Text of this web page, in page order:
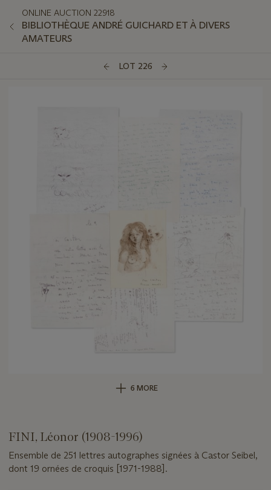
ONLINE AUCTION 22918
BIBLIOTHÈQUE ANDRÉ GUICHARD ET À DIVERS
AMATEURS
LOT 226
6 MORE
FINI, Léonor (1908-1996)
Ensemble de 251 lettres autographes signées à Castor Seibel,
dont 19 ornées de croquis [1971-1988].